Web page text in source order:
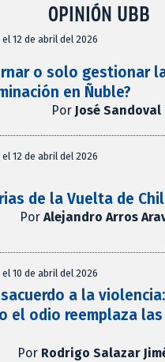
OPINIÓN UBB
12 de abril del 2026
o solo gestionar
en Ñuble?
Por José Sandoval
12 de abril del 2026
de la Vuelta de
Por Alejandro Arros
10 de abril del 2026
a la violencia:
el odio reemplaza las
Por Rodrigo Salazar